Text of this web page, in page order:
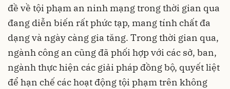
đề về tội phạm an ninh mạng trong thời gian qua
đang diễn biến rất phức tạp, mang tính chất đa
dạng và ngày càng gia tăng. Trong thời gian qua,
ngành công an cũng đã phối hợp với các sở, ban,
ngành thực hiện các giải pháp đồng bộ, quyết liệt
để hạn chế các hoạt động tội phạm trên không